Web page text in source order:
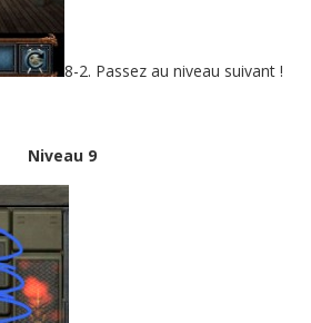
8-2. Passez au niveau suivant !
Niveau 9